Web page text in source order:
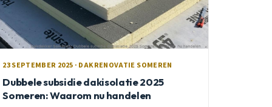
23 SEPTEMBER 2025 · DAKRENOVATIE SOMEREN
Dubbele subsidie dakisolatie 2025
Someren: Waarom nu handelen